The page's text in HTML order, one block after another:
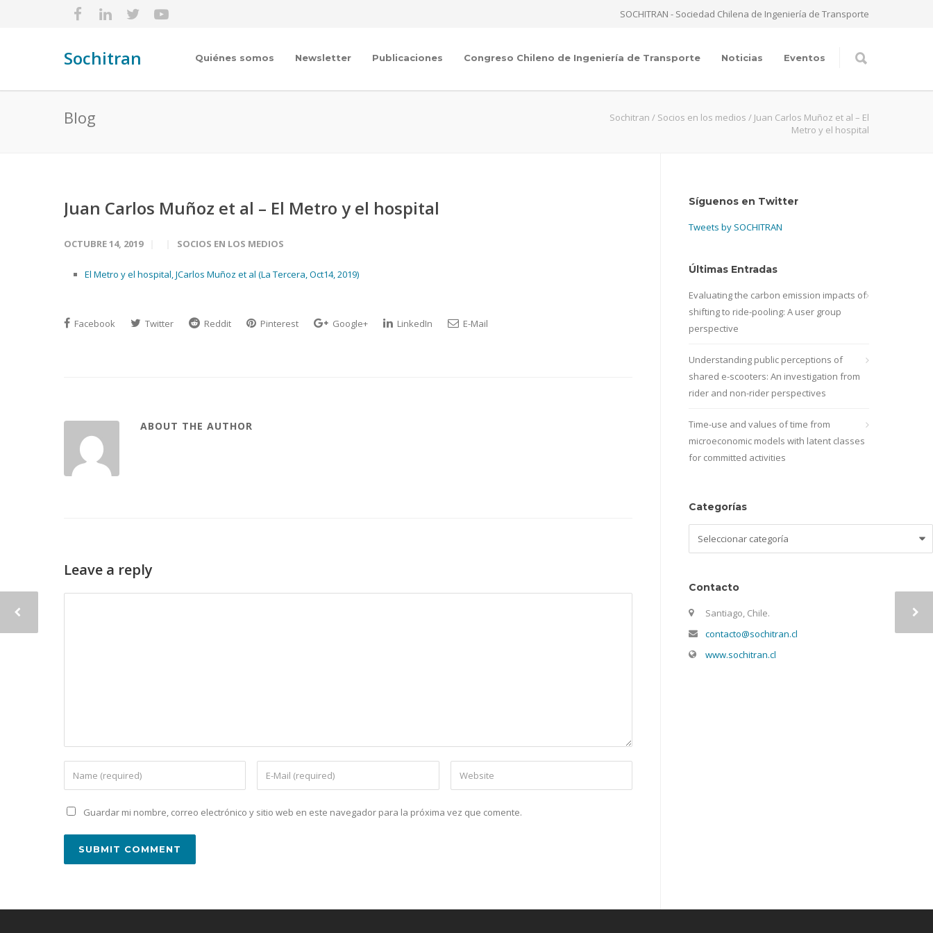
SOCHITRAN - Sociedad Chilena de Ingeniería de Transporte
Sochitran Quiénes somos Newsletter Publicaciones Congreso Chileno de Ingeniería de Transporte Noticias Eventos
Blog Sochitran / Socios en los medios / Juan Carlos Muñoz et al – El
Metro y el hospital
Juan Carlos Muñoz et al – El Metro y el hospital
OCTUBRE 14, 2019 SOCIOS EN LOS MEDIOS
El Metro y el hospital, JCarlos Muñoz et al (La Tercera, Oct14, 2019)
Facebook Twitter Reddit Pinterest Google+ LinkedIn E-Mail
ABOUT THE AUTHOR
Leave a reply
Guardar mi nombre, correo electrónico y sitio web en este navegador para la próxima vez que comente.
Síguenos en Twitter
Tweets by SOCHITRAN
Últimas Entradas
Evaluating the carbon emission impacts of
shifting to ride-pooling: A user group
perspective
Understanding public perceptions of
shared e-scooters: An investigation from
rider and non-rider perspectives
Time-use and values of time from
microeconomic models with latent classes
for committed activities
Categorías
Contacto
Santiago, Chile.
contacto@sochitran.cl
www.sochitran.cl